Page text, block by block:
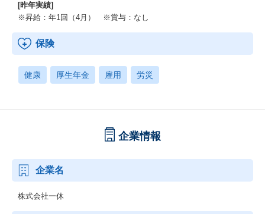
[昨年実績]
※昇給：年1回（4月） ※賞与：なし
保険
健康 厚生年金 雇用 労災
企業情報
企業名
株式会社一休